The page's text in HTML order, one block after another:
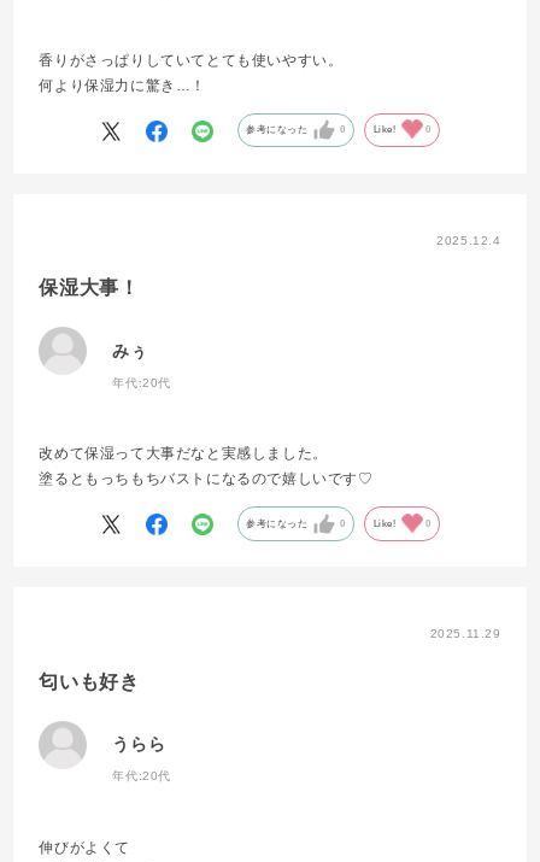
香りがさっぱりしていてとても使いやすい。
何より保湿力に驚き…！
参考になった 0 Like! 0
2025.12.4
保湿大事！
みぅ
年代:20代
改めて保湿って大事だなと実感しました。
塗るともっちもちバストになるので嬉しいです♡
参考になった 0 Like! 0
2025.11.29
匂いも好き
うらら
年代:20代
伸びがよくて